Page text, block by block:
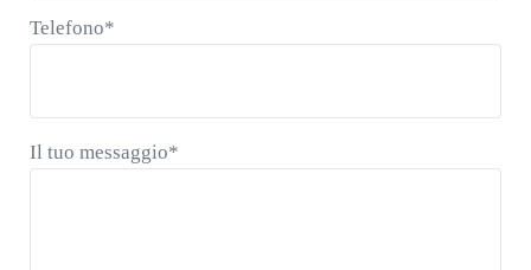
Telefono*
Il tuo messaggio*